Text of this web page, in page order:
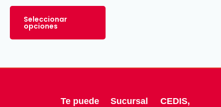
de
Seleccionar
opciones
múltiples
pueden
Te puede
Sucursal
CEDIS,